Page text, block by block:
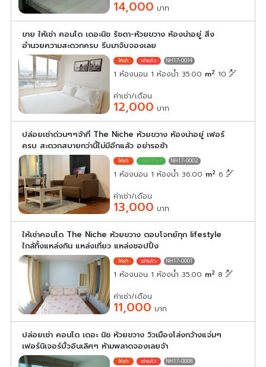
14,000 บาท
ขาย ให้เช่า คอนโด เดอะนิช รัชดา-ห้วยขวาง ห้องน่าอยู่ สิ่ง
อำนวยความสะดวกครบ รีบมาจับจองเลย
NH17-0014
1 ห้องนอน 1 ห้องน้ำ 35.00 m2 10
ค่าเช่า/เดือน
12,000 บาท
ปล่อยเช่าด่วนๆๆจ้าที่ The Niche ห้วยขวาง ห้องน่าอยู่ เฟอร์
ครบ สะดวกสบายกว่านี้ไม่มีอีกแล้ว อย่ารอช้า
NH17-0002
1 ห้องนอน 1 ห้องน้ำ 36.00 m2 6
ค่าเช่า/เดือน
13,000 บาท
ให้เช่าคอนโด The Niche ห้วยขวาง ตอบโจทย์ทุก lifestyle
ใกล้ทั้งแหล่งกิน แหล่งเที่ยว แหล่งชอปปิ้ง
NH17-0001
1 ห้องนอน 1 ห้องน้ำ 35.00 m2 8
ค่าเช่า/เดือน
11,000 บาท
ปล่อยเช่า คอนโด เดอะ นิช ห้วยขวาง วิวเมืองโล่งกว้างแจ่มๆ
เฟอร์นิเจอร์บิ้วอินเลิศๆ ห้ามพลาดจองเลยจ้า
NH17-0008